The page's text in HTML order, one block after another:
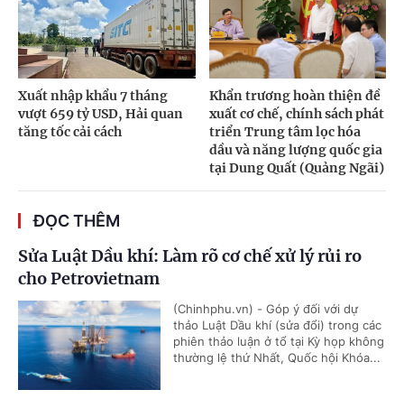
Xuất nhập khẩu 7 tháng
vượt 659 tỷ USD, Hải quan
tăng tốc cải cách
Khẩn trương hoàn thiện đề
xuất cơ chế, chính sách phát
triển Trung tâm lọc hóa
dầu và năng lượng quốc gia
tại Dung Quất (Quảng Ngãi)
ĐỌC THÊM
Sửa Luật Dầu khí: Làm rõ cơ chế xử lý rủi ro
cho Petrovietnam
(Chinhphu.vn) - Góp ý đối với dự
thảo Luật Dầu khí (sửa đổi) trong các
phiên thảo luận ở tổ tại Kỳ họp không
thường lệ thứ Nhất, Quốc hội Khóa...